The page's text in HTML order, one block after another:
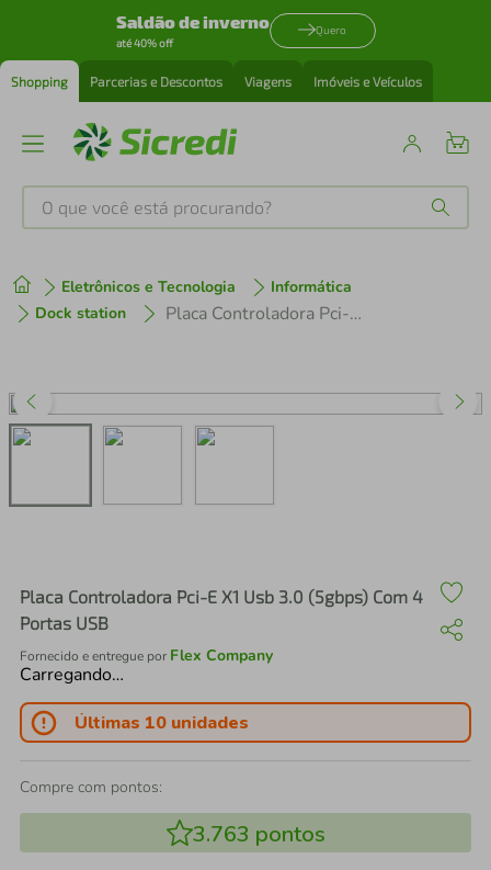
Saldão de inverno
até 40% off
Quero
Shopping Parcerias e Descontos Viagens Imóveis e Veículos
O que você está procurando?
Eletrônicos e Tecnologia
Informática
Dock station
Placa Controladora Pci-E X1 Usb 3.0 (5gbps) Com 4 Portas USB
Placa Controladora Pci-E X1 Usb 3.0 (5gbps) Com 4
Portas USB
Fornecido e entregue por Flex Company
Carregando…
Últimas 10 unidades
Compre com pontos:
3.763 pontos
1º tenis
3º perfume